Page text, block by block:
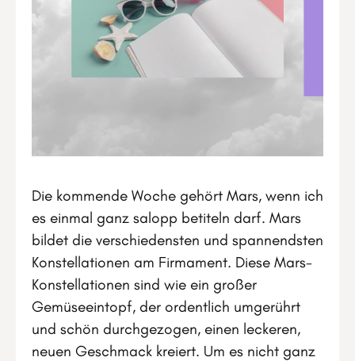
Die kommende Woche gehört Mars, wenn ich
es einmal ganz salopp betiteln darf. Mars
bildet die verschiedensten und spannendsten
Konstellationen am Firmament. Diese Mars-
Konstellationen sind wie ein großer
Gemüseeintopf, der ordentlich umgerührt
und schön durchgezogen, einen leckeren,
neuen Geschmack kreiert. Um es nicht ganz